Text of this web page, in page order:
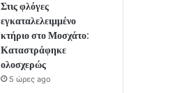
Στις φλόγες
εγκαταλελειμμένο
κτήριο στο Μοσχάτο:
Καταστράφηκε
ολοσχερώς
5 ώρες ago